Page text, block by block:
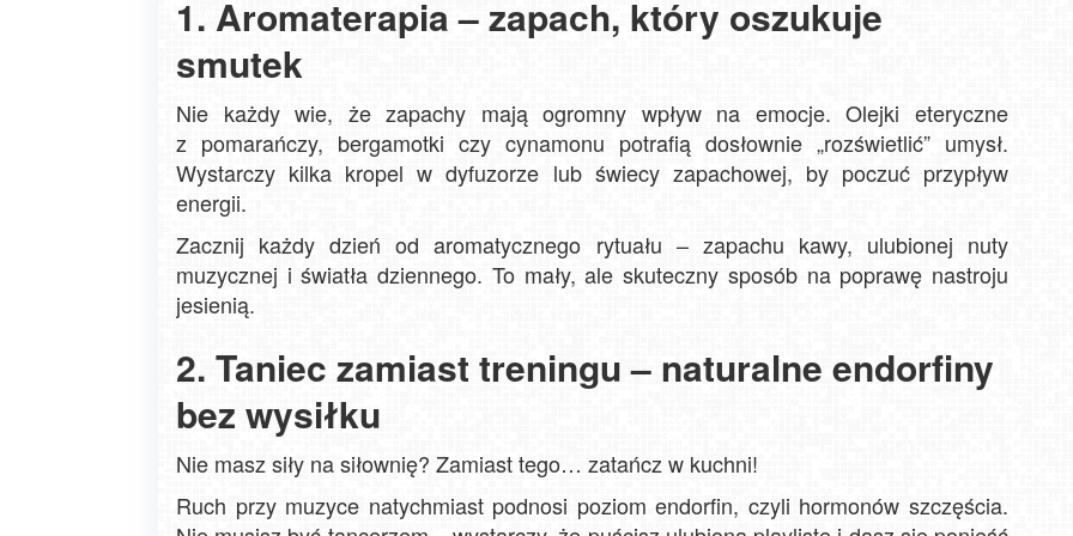
1. Aromaterapia – zapach, który oszukuje
smutek
Nie każdy wie, że zapachy mają ogromny wpływ na emocje. Olejki eteryczne
z pomarańczy, bergamotki czy cynamonu potrafią dosłownie „rozświetlić” umysł.
Wystarczy kilka kropel w dyfuzorze lub świecy zapachowej, by poczuć przypływ
energii.
Zacznij każdy dzień od aromatycznego rytuału – zapachu kawy, ulubionej nuty
muzycznej i światła dziennego. To mały, ale skuteczny sposób na poprawę nastroju
jesienią.
2. Taniec zamiast treningu – naturalne endorfiny
bez wysiłku
Nie masz siły na siłownię? Zamiast tego… zatańcz w kuchni!
Ruch przy muzyce natychmiast podnosi poziom endorfin, czyli hormonów szczęścia.